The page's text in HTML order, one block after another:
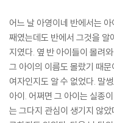
어느 날 아영이네 반에서는
째였는데도 반에서 그것을 알
지였다. 옆 반 아이들이 몰려
그 아이의 이름도 몰랐기 때
여자인지도 알 수 없었다. 말
아이. 어쩌면 그 아이는 실종
는 그다지 관심이 생기지 않